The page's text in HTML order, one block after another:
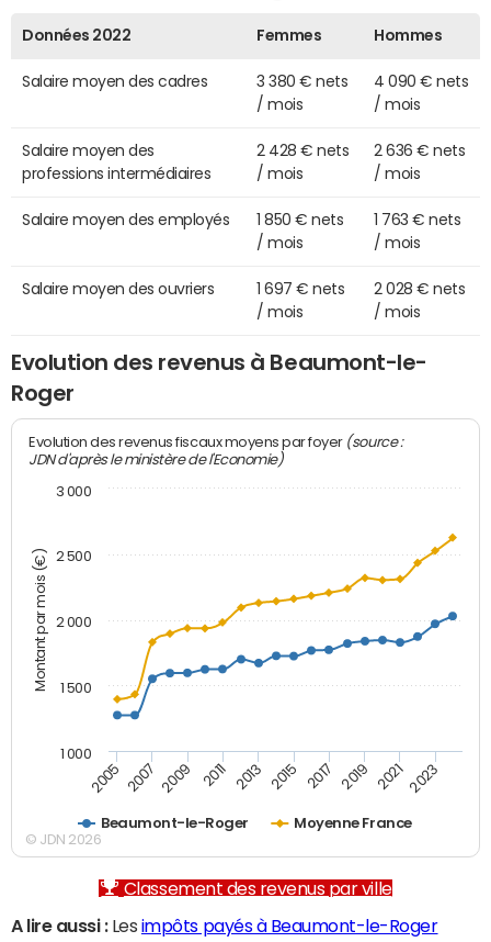
Données 2022 Femmes Hommes
Salaire moyen des cadres
3 380 € nets
/ mois
4 090 € nets
/ mois
Salaire moyen des
professions intermédiaires
2 428 € nets
/ mois
2 636 € nets
/ mois
Salaire moyen des employés
1 850 € nets
/ mois
1 763 € nets
/ mois
Salaire moyen des ouvriers
1 697 € nets
/ mois
2 028 € nets
/ mois
Evolution des revenus à Beaumont-le-
Roger
Montant par mois (€)
Evolution des revenus fiscaux moyens par foyer (source :
JDN d'après le ministère de l'Economie)
Beaumont-le-Roger Moyenne France
2005 2007 2009 2011 2013 2015 2017 2019 2021 2023
1 000
1 500
2 000
2 500
3 000
© JDN 2026
Classement des revenus par ville
A lire aussi :Les impôts payés à Beaumont-le-Roger